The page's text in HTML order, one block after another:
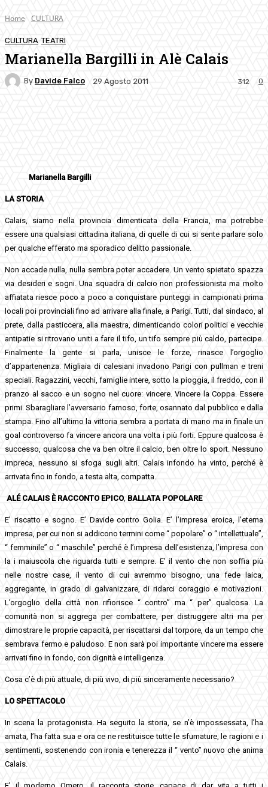
Home CULTURA
CULTURA TEATRI
Marianella Bargilli in Alè Calais
By Davide Falco 29 Agosto 2011 0
312
Marianella Bargilli
LA STORIA
Calais, siamo nella provincia dimenticata della Francia, ma potrebbe
essere una qualsiasi cittadina italiana, di quelle di cui si sente parlare solo
per qualche efferato ma sporadico delitto passionale.
Non accade nulla, nulla sembra poter accadere. Un vento spietato spazza
via desideri e sogni. Una squadra di calcio non professionista ma molto
affiatata riesce poco a poco a conquistare punteggi in campionati prima
locali poi provinciali fino ad arrivare alla finale, a Parigi. Tutti, dal sindaco, al
prete, dalla pasticcera, alla maestra, dimenticando colori politici e vecchie
antipatie si ritrovano uniti a fare il tifo, un tifo sempre più caldo, partecipe.
Finalmente la gente si parla, unisce le forze, rinasce l’orgoglio
d’appartenenza. Migliaia di calesiani invadono Parigi con pullman e treni
speciali. Ragazzini, vecchi, famiglie intere, sotto la pioggia, il freddo, con il
pranzo al sacco e un sogno nel cuore: vincere. Vincere la Coppa. Essere
primi. Sbaragliare l’avversario famoso, forte, osannato dal pubblico e dalla
stampa. Fino all’ultimo la vittoria sembra a portata di mano ma in finale un
goal controverso fa vincere ancora una volta i più forti. Eppure qualcosa è
successo, qualcosa che va ben oltre il calcio, ben oltre lo sport. Nessuno
impreca, nessuno si sfoga sugli altri. Calais infondo ha vinto, perché è
arrivata fino in fondo, a testa alta, compatta.
ALÉ CALAIS È RACCONTO EPICO, BALLATA POPOLARE
E’ riscatto e sogno. E’ Davide contro Golia. E’ l’impresa eroica, l’eterna
impresa, per cui non si addicono termini come “ popolare” o “ intellettuale”,
“ femminile” o “ maschile” perché è l’impresa dell’esistenza, l’impresa con
la i maiuscola che riguarda tutti e sempre. E’ il vento che non soffia più
nelle nostre case, il vento di cui avremmo bisogno, una fede laica,
aggregante, in grado di galvanizzare, di ridarci coraggio e motivazioni.
L’orgoglio della città non rifiorisce “ contro” ma “ per” qualcosa. La
comunità non si aggrega per combattere, per distruggere altri ma per
dimostrare le proprie capacità, per riscattarsi dal torpore, da un tempo che
sembrava fermo e paludoso. E non sarà poi importante vincere ma essere
arrivati fino in fondo, con dignità e intelligenza.
Cosa c’è di più attuale, di più vivo, di più sinceramente necessario?
LO SPETTACOLO
In scena la protagonista. Ha seguito la storia, se n’è impossessata, l’ha
amata, l’ha fatta sua e ora ce ne restituisce tutte le sfumature, le ragioni e i
sentimenti, sostenendo con ironia e tenerezza il “ vento” nuovo che anima
Calais.